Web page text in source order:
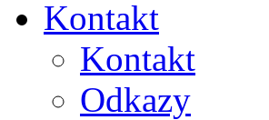
Kontakt
Kontakt
Odkazy